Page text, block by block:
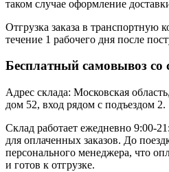
таком случае оформление
Отгрузка заказа в транспортную
течение 1 рабочего дня после
Бесплатный самовывоз со
Адрес склада: Московская
дом 52, вход рядом с подъездом 2.
Склад работает ежедневно 9:00-
для оплаченных заказов. До
персонального менеджера, что
и готов к отгрузке.